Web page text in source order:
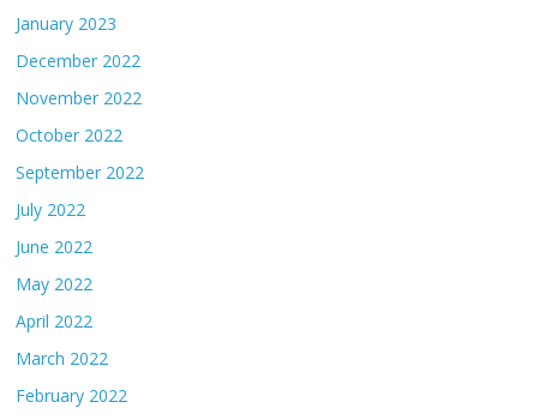
January 2023
December 2022
November 2022
October 2022
September 2022
July 2022
June 2022
May 2022
April 2022
March 2022
February 2022